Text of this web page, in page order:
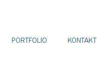
PORTFOLIO KONTAKT